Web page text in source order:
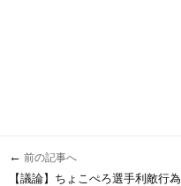
← 前の記事へ
【議論】ちょこぺろ選手利敵行為